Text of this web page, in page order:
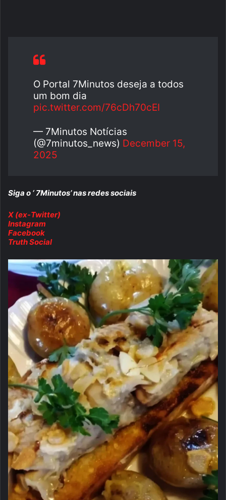
O Portal 7Minutos deseja a todos
um bom dia
pic.twitter.com/76cDh70cEI
— 7Minutos Notícias
(@7minutos_news) December 15,
2025
Siga o ‘ 7Minutos’ nas redes sociais
X (ex-Twitter)
Instagram
Facebook
Truth Social